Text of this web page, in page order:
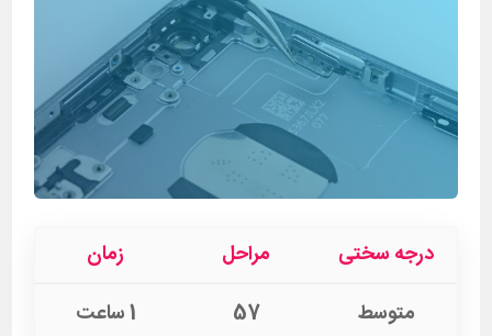
درجه سختی مراحل
زمان
متوسط
57 1 ساعت